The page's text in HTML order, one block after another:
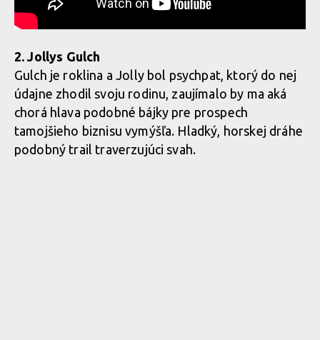
2. Jollys Gulch
Gulch je roklina a Jolly bol psychpat, ktorý do nej
údajne zhodil svoju rodinu, zaujímalo by ma aká
chorá hlava podobné bájky pre prospech
tamojšieho biznisu vymýšľa. Hladký, horskej dráhe
podobný trail traverzujúci svah.